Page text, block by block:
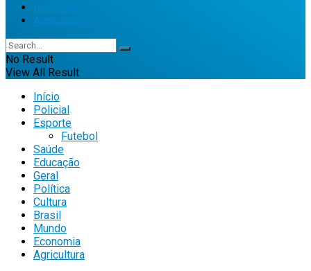
Agricultura
No Result
View All Result
Início
Policial
Esporte
Futebol
Saúde
Educação
Geral
Política
Cultura
Brasil
Mundo
Economia
Agricultura